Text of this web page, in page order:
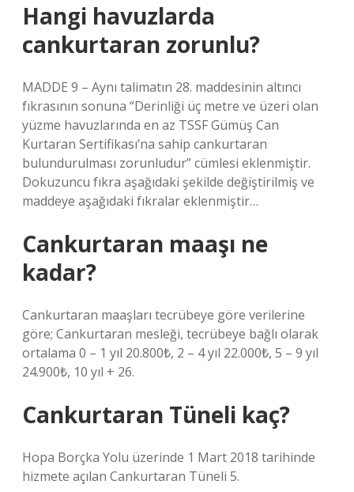
Hangi havuzlarda
cankurtaran zorunlu?
MADDE 9 – Aynı talimatın 28. maddesinin altıncı
fıkrasının sonuna “Derinliği üç metre ve üzeri olan
yüzme havuzlarında en az TSSF Gümüş Can
Kurtaran Sertifikası’na sahip cankurtaran
bulundurulması zorunludur” cümlesi eklenmiştir.
Dokuzuncu fıkra aşağıdaki şekilde değiştirilmiş ve
maddeye aşağıdaki fıkralar eklenmiştir…
Cankurtaran maaşı ne
kadar?
Cankurtaran maaşları tecrübeye göre verilerine
göre; Cankurtaran mesleği, tecrübeye bağlı olarak
ortalama 0 – 1 yıl 20.800₺, 2 – 4 yıl 22.000₺, 5 – 9 yıl
24.900₺, 10 yıl + 26.
Cankurtaran Tüneli kaç?
Hopa Borçka Yolu üzerinde 1 Mart 2018 tarihinde
hizmete açılan Cankurtaran Tüneli 5.